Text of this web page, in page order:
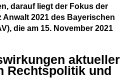
darauf liegt der Fokus der
2021 des Bayerischen
die am 15. November 2021
aktueller
Rechtspolitik und